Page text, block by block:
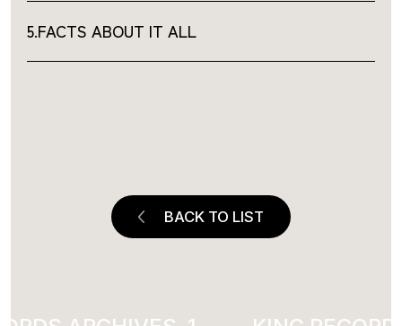
5.FACTS ABOUT IT ALL
BACK TO LIST